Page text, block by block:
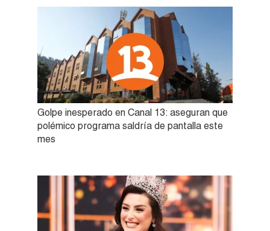
Golpe inesperado en Canal 13: aseguran que
polémico programa saldría de pantalla este
mes